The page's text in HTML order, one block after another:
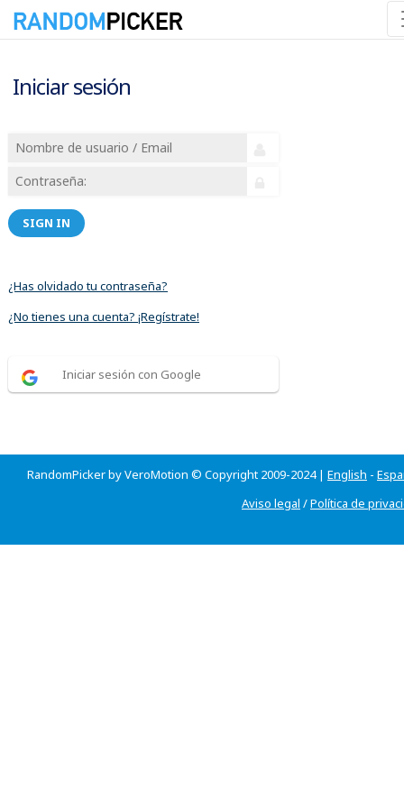
Iniciar sesión
SIGN IN
¿Has olvidado tu contraseña?
¿No tienes una cuenta? ¡Regístrate!
Iniciar sesión con Google
RandomPicker by VeroMotion © Copyright 2009-2024 | English -
Aviso legal /Política de